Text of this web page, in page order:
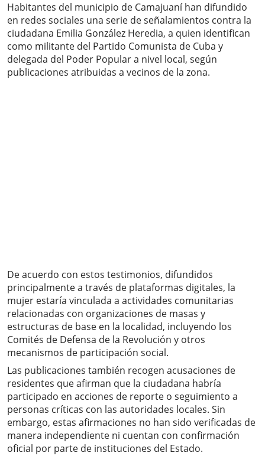
Habitantes del municipio de Camajuaní han difundido
en redes sociales una serie de señalamientos contra la
ciudadana Emilia González Heredia, a quien identifican
como militante del Partido Comunista de Cuba y
delegada del Poder Popular a nivel local, según
publicaciones atribuidas a vecinos de la zona.
De acuerdo con estos testimonios, difundidos
principalmente a través de plataformas digitales, la
mujer estaría vinculada a actividades comunitarias
relacionadas con organizaciones de masas y
estructuras de base en la localidad, incluyendo los
Comités de Defensa de la Revolución y otros
mecanismos de participación social.
Las publicaciones también recogen acusaciones de
residentes que afirman que la ciudadana habría
participado en acciones de reporte o seguimiento a
personas críticas con las autoridades locales. Sin
embargo, estas afirmaciones no han sido verificadas de
manera independiente ni cuentan con confirmación
oficial por parte de instituciones del Estado.